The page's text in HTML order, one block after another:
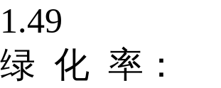
1.49
绿 化 率：